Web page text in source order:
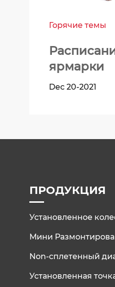
Горячие темы
ярмарки
Dec 20-2021
ПРОДУКЦИЯ
Установленное
Мини
Non-сплетенный
Установленная